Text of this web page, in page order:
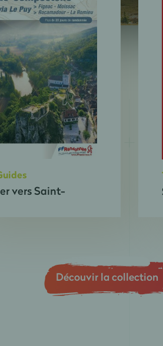
vers Saint-
Découvir la collection